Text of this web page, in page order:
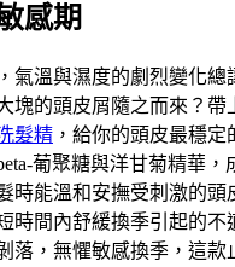
感期
氣溫與濕度的劇烈變化總
塊的頭皮屑隨之而來？帶
髮精 ，給你的頭皮最穩
葡聚糖與洋甘菊精華，
時能溫和安撫受刺激的頭
時間內舒緩換季引起的不
落，無懼敏感換季，這款